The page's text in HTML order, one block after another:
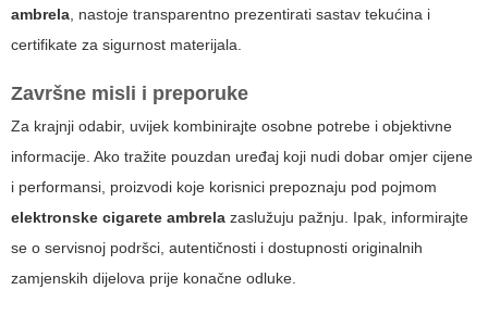
ambrela , nastoje transparentno prezentirati sastav tekućina i
certifikate za sigurnost materijala.
Završne misli i preporuke
Za krajnji odabir, uvijek kombinirajte osobne potrebe i objektivne
informacije. Ako tražite pouzdan uređaj koji nudi dobar omjer cijene
i performansi, proizvodi koje korisnici prepoznaju pod pojmom
elektronske cigarete ambrela zaslužuju pažnju. Ipak, informirajte
se o servisnoj podršci, autentičnosti i dostupnosti originalnih
zamjenskih dijelova prije konačne odluke.